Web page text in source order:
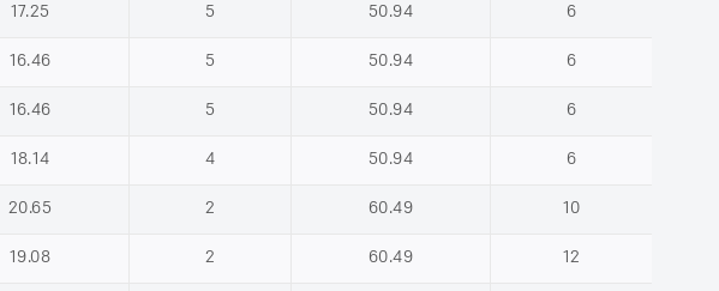
17.25 5 50.94 6
16.46 5 50.94 6
16.46 5 50.94 6
18.14 4 50.94 6
20.65 2 60.49 10
19.08 2 60.49 12